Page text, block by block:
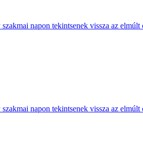
napon tekintsenek vissza az elmúlt
napon tekintsenek vissza az elmúlt